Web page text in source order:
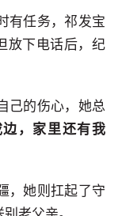
有任务，祁发宝
放下电话后，纪
己的伤心，她总
，家里还有我
，她则扛起了守